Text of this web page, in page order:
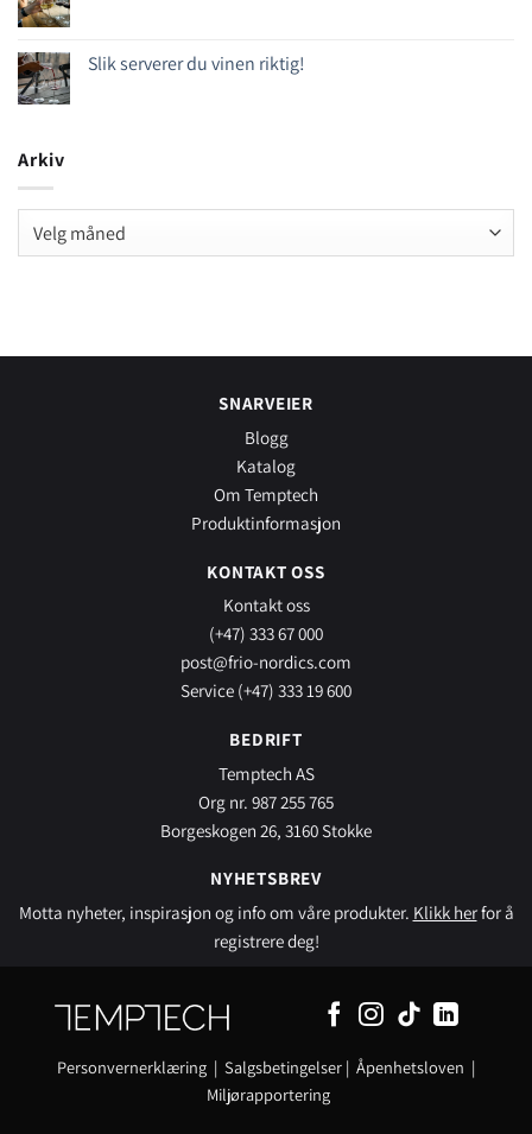
Slik serverer du vinen riktig!
Arkiv
Arkiv
SNARVEIER
Blogg
Katalog
Om Temptech
Produktinformasjon
KONTAKT OSS
Kontakt oss
(+47) 333 67 000
post@frio-nordics.com
Service (+47) 333 19 600
BEDRIFT
Temptech AS
Org nr. 987 255 765
Borgeskogen 26, 3160 Stokke
NYHETSBREV
Motta nyheter, inspirasjon og info om våre produkter. Klikk herfor å
registrere deg!
Personvernerklæring | Salgsbetingelser | Åpenhetsloven |
Miljørapportering